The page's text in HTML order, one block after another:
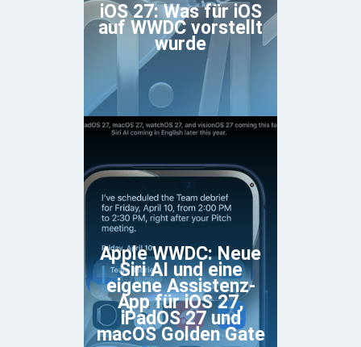
iOS 27: Was für iOS
auf WWDC vorstellt
wurde
Apple WWDC: Neue
Siri AI und eine
eigene Assistenz-
App für iOS 27,
iPadOS 27 und
macOS Golden Gate